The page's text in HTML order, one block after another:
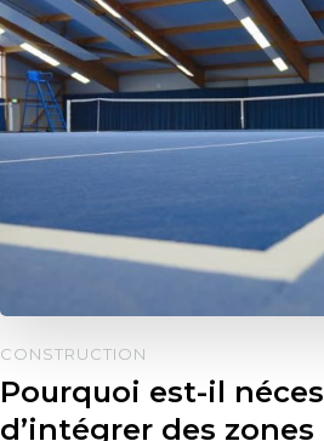
CONSTRUCTION
Pourquoi est-il
d’intégrer des zones